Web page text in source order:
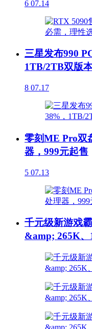
6 07.14
三星发布990
1TB/2TB双版
8 07.17
零刻ME Pro双
器，999元起售
5 07.13
千元级新游戏
&amp; 265K